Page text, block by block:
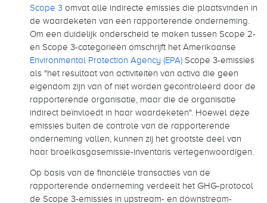
Scope 3omvat alle indirecte emissies die plaatsvinden in
de waardeketen van een rapporterende onderneming.
Om een duidelijk onderscheid te maken tussen Scope 2-
en Scope 3-categorieën omschrijft het Amerikaanse
Environmental Protection Agency (EPA) Scope 3-emissies
als "het resultaat van activiteiten van activa die geen
eigendom zijn van of niet worden gecontroleerd door de
rapporterende organisatie, maar die de organisatie
indirect beïnvloedt in haar waardeketen". Hoewel deze
emissies buiten de controle van de rapporterende
onderneming vallen, kunnen zij het grootste deel van
haar broeikasgasemissie-inventaris vertegenwoordigen.
Op basis van de financiële transacties van de
rapporterende onderneming verdeelt het GHG-protocol
de Scope 3-emissies in upstream- en downstream-